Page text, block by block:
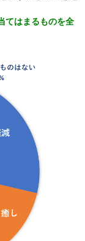
てはまるものを全